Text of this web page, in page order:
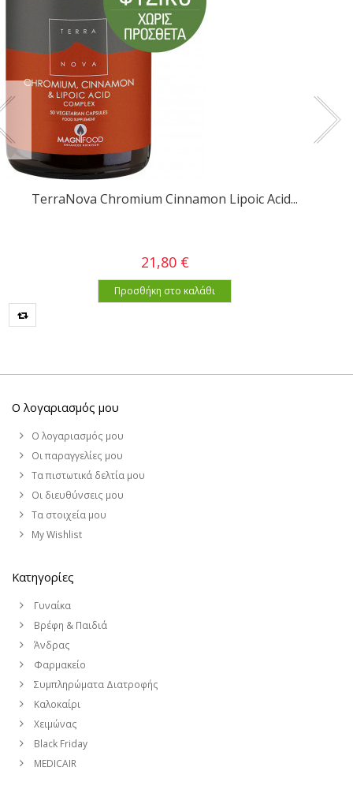
TerraNova Chromium Cinnamon Lipoic Acid...
21,80 €
Προσθήκη στο καλάθι
Ο λογαριασμός μου
Ο λογαριασμός μου
Οι παραγγελίες μου
Τα πιστωτικά δελτία μου
Οι διευθύνσεις μου
Τα στοιχεία μου
My Wishlist
Κατηγορίες
Γυναίκα
Βρέφη & Παιδιά
Άνδρας
Φαρμακείο
Συμπληρώματα Διατροφής
Καλοκαίρι
Χειμώνας
Black Friday
MEDICAIR